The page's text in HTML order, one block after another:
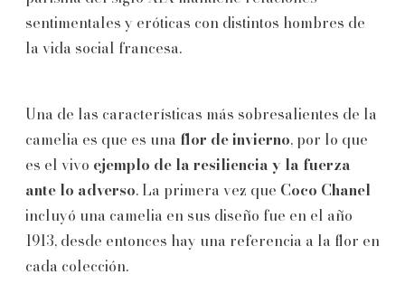
sentimentales y eróticas con distintos hombres de
la vida social francesa.
Una de las características más sobresalientes de la
camelia es que es una flor de invierno, por lo que
es el vivo ejemplo de la resiliencia y la fuerza
ante lo adverso. La primera vez que Coco Chanel
incluyó una camelia en sus diseño fue en el año
1913, desde entonces hay una referencia a la flor en
cada colección.